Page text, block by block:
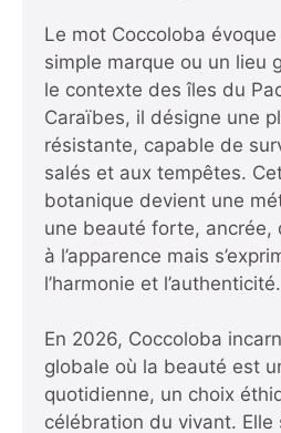
Le mot Coccoloba évoque
simple marque ou un lieu
le contexte des îles du
Caraïbes, il désigne une
résistante, capable de
salés et aux tempêtes.
botanique devient une
une beauté forte, ancrée,
à l’apparence mais
l’harmonie et l’authenticité.
En 2026, Coccoloba
globale où la beauté est
quotidienne, un choix
célébration du vivant. Elle